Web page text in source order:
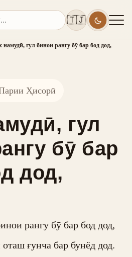
🇹🇯
намудӣ, гул бинои рангу бӯ бар бод дод,
Ҳисорӣ
гул
бӯ бар
дод,
рангу бӯ бар бод дод,
ғунча бар бунёд дод.